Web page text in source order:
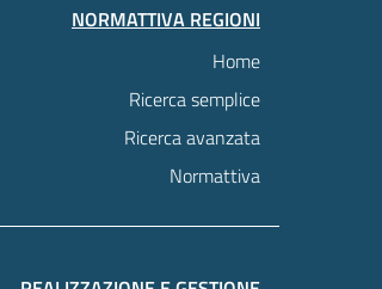
NORMATTIVA REGIONI
Home
Ricerca semplice
Ricerca avanzata
Normattiva